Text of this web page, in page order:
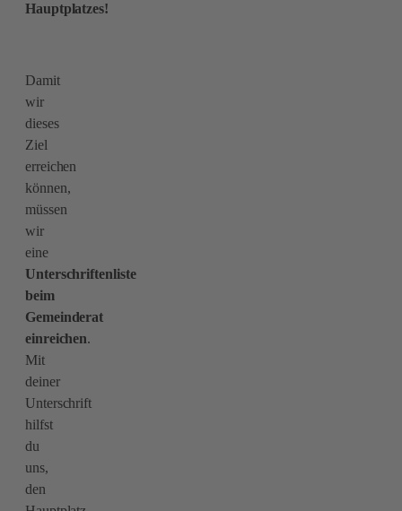
Hauptplatzes!
Damit
wir
dieses
Ziel
erreichen
können,
müssen
wir
eine
Unterschriftenliste
beim
Gemeinderat
einreichen.
Mit
deiner
Unterschrift
hilfst
du
uns,
den